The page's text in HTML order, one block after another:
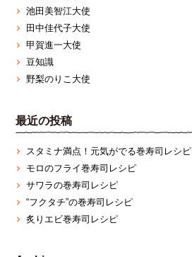
池田美智江大使
田中佳代子大使
甲賀進一大使
豆知識
野梨のりこ大使
最近の投稿
スタミナ満点！元気がでる巻寿司レシピ
モロのフライ巻寿司レシピ
サワラの巻寿司レシピ
“フクタチ”の巻寿司レシピ
炙りエビ巻寿司レシピ